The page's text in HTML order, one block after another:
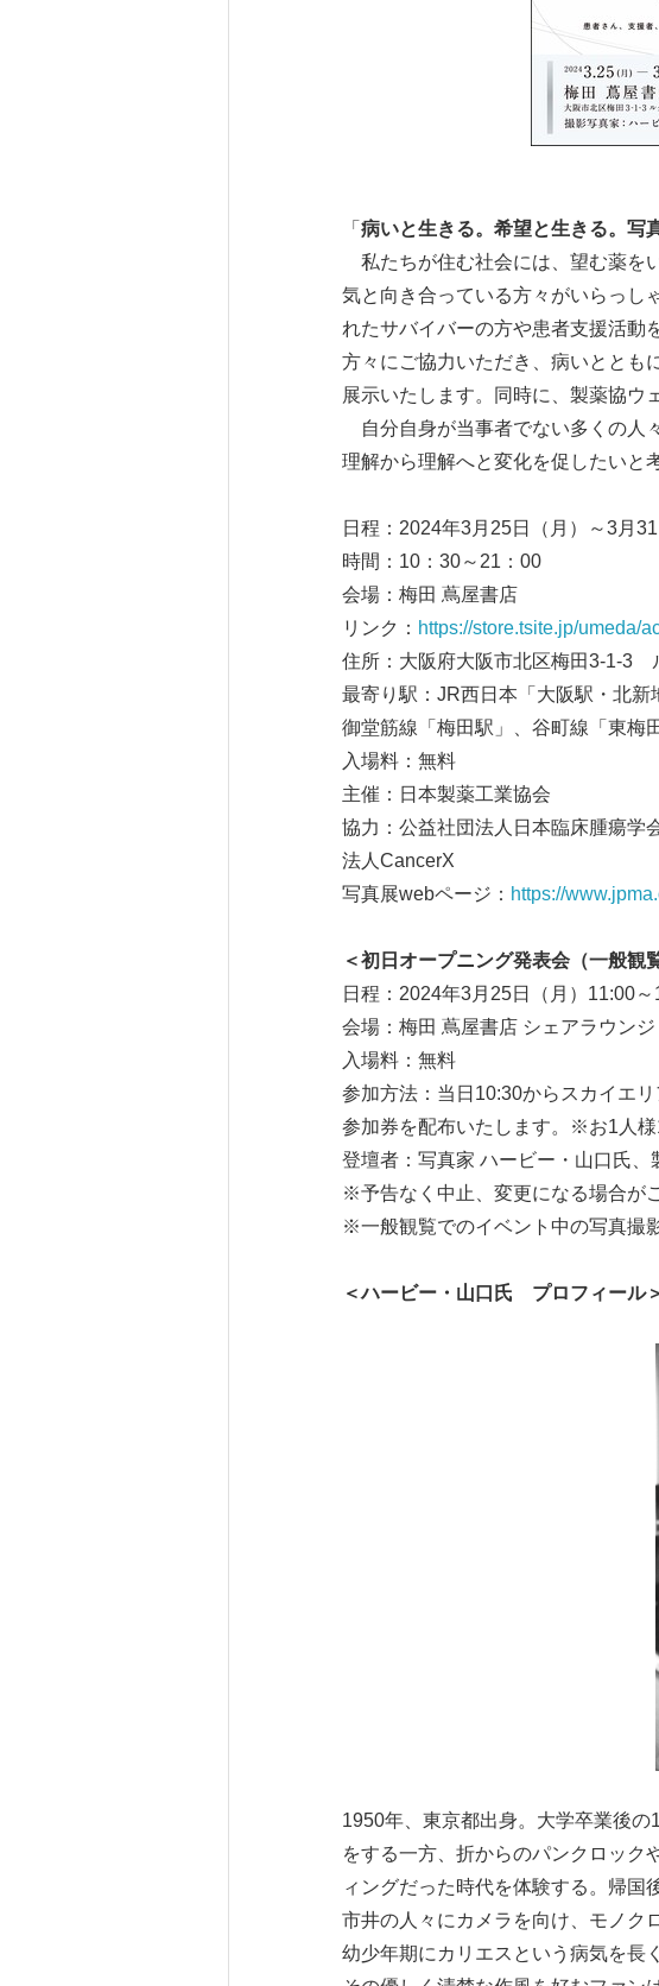
「 病いと生きる。希望と生きる。写
私たちが住む社会には、望む薬を
気と向き合っている方々がいらっし
れたサバイバーの方や患者支援活動
方々にご協力いただき、病いととも
展示いたします。同時に、製薬協ウ
自分自身が当事者でない多くの人
理解から理解へと変化を促したいと
日程：2024年3月25日（月）～3月31
時間：10：30～21：00
会場：梅田 蔦屋書店
リンク： https://store.tsite.jp/umeda/
住所：大阪府大阪市北区梅田3-1-3
最寄り駅：JR西日本「大阪駅・北新
御堂筋線「梅田駅」、谷町線「東梅
入場料：無料
主催：日本製薬工業協会
協力：公益社団法人日本臨床腫瘍学
法人CancerX
写真展webページ： https://
＜初日オープニング発表会（一般観
日程：2024年3月25日（月）11:00～
会場：梅田 蔦屋書店 シェアラウン
入場料：無料
参加方法：当日10:30からスカイエ
参加券を配布いたします。※お1人
登壇者：写真家 ハービー・山口氏
※予告なく中止、変更になる場合が
※一般観覧でのイベント中の写真撮
＜ハービー・山口氏 プロフィール
1950年、東京都出身。大学卒業後
をする一方、折からのパンクロック
ィングだった時代を体験する。帰国
市井の人々にカメラを向け、モノク
幼少年期にカリエスという病気を長
English